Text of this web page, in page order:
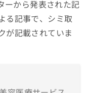
ーから発表された記
る記事で、シミ取
が記載されていま